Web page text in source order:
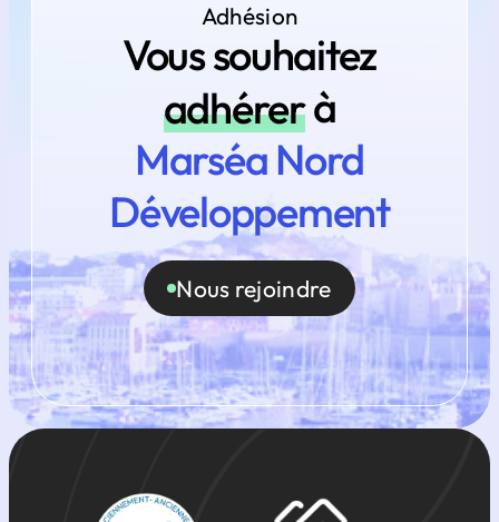
Adhésion
Vous souhaitez
adhérerà
Marséa Nord
Développement
Nous rejoindre